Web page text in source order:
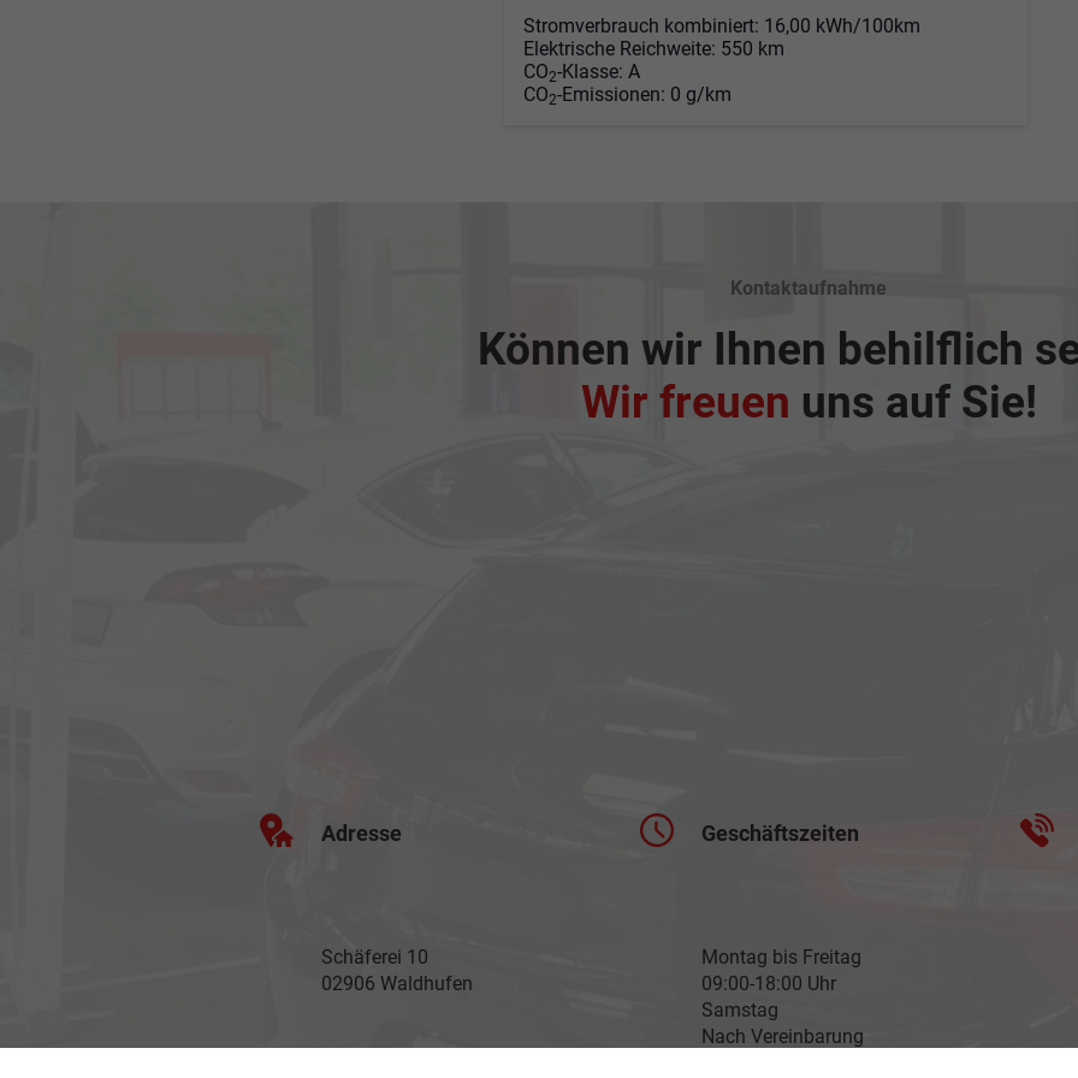
Stromverbrauch kombiniert: 16,00 kWh/100km
Elektrische Reichweite: 550 km
CO2-Klasse: A
CO2-Emissionen: 0 g/km
Kontaktaufnahme
Können wir Ihnen behilflich
Wir freuen uns auf Sie!
Adresse
Schäferei 10
02906 Waldhufen
Geschäftszeiten
Montag bis Freitag
09:00-18:00 Uhr
Samstag
Nach Vereinbarung